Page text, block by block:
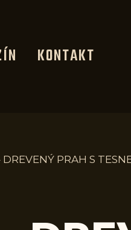
KONTAKT
DREVENÝ PRAH S